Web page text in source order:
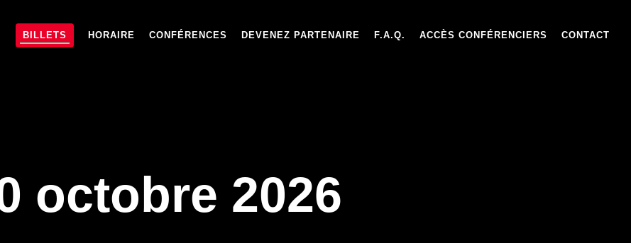
BILLETS HORAIRE CONFÉRENCES DEVENEZ PARTENAIRE F.A.Q. ACCÈS CONFÉRENCIERS CONTACT
octobre 2026